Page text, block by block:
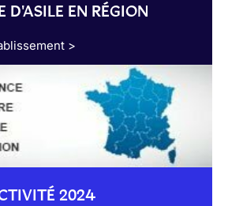
D'ASILE EN RÉGION
>
2024